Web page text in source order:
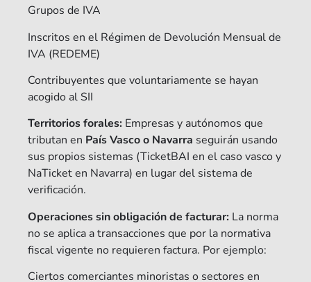
Grupos de IVA
Inscritos en el Régimen de Devolución Mensual de
IVA (REDEME)
Contribuyentes que voluntariamente se hayan
acogido al SII
Territorios forales: Empresas y autónomos que
tributan en País Vasco o Navarra seguirán usando
sus propios sistemas (TicketBAI en el caso vasco y
NaTicket en Navarra) en lugar del sistema de
verificación.
Operaciones sin obligación de facturar: La norma
no se aplica a transacciones que por la normativa
fiscal vigente no requieren factura. Por ejemplo:
Ciertos comerciantes minoristas o sectores en